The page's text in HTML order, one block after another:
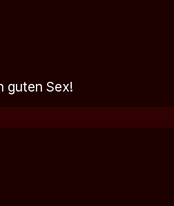
guten Sex!